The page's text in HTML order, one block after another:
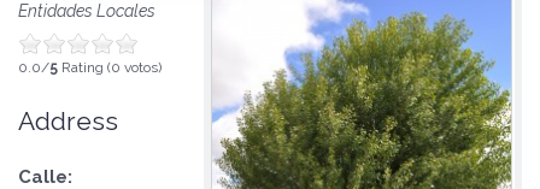
Entidades Locales
0.0/5 Rating (0 votos)
Address
Calle: